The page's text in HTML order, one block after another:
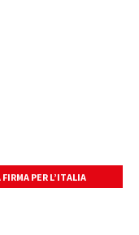
PER L’ITALIA